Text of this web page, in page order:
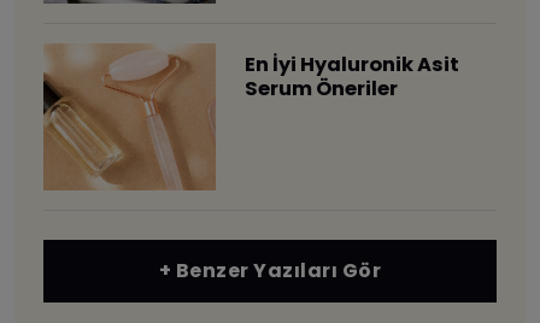
En İyi Hyaluronik Asit
Serum Öneriler
+ Benzer Yazıları Gör